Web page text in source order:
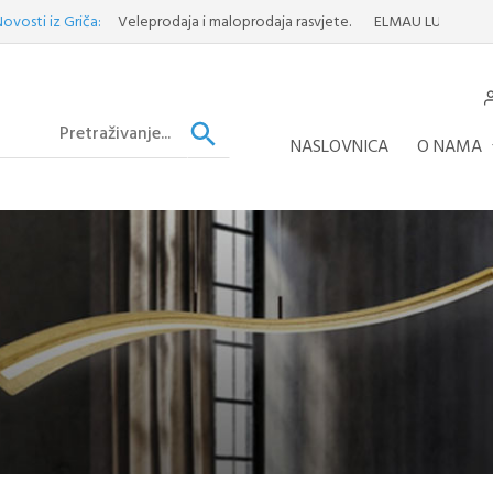
Griča:Veleprodaja i maloprodaja rasvjete. ELMAU LUSTER Otkrijte
NASLOVNICA O NAMA